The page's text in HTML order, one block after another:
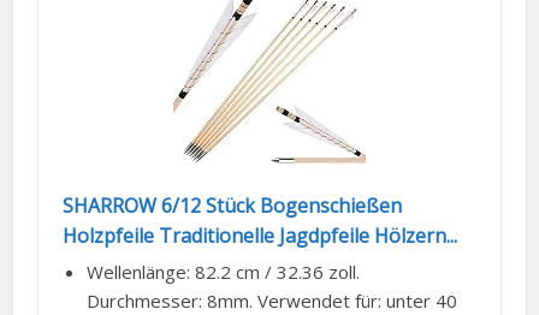
SHARROW 6/12 Stück Bogenschießen
Holzpfeile Traditionelle Jagdpfeile Hölzern...
Wellenlänge: 82.2 cm / 32.36 zoll.
Durchmesser: 8mm. Verwendet für: unter 40